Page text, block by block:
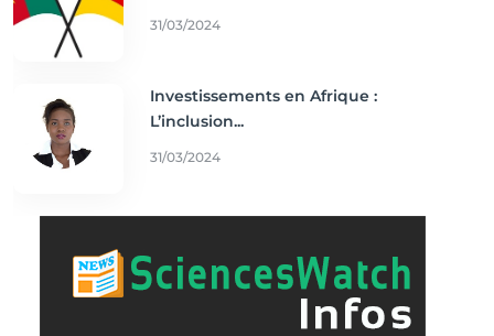
31/03/2024
Investissements en Afrique :
L’inclusion...
31/03/2024